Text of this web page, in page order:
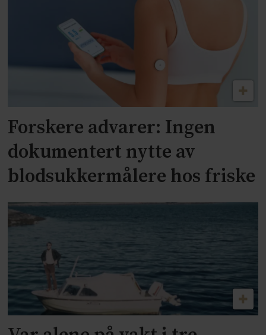
Forskere advarer: Ingen
dokumentert nytte av
blodsukkermålere hos friske